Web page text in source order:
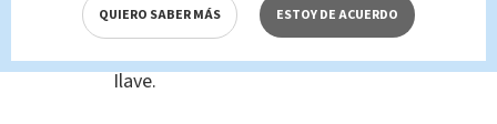
Dina ni al Congreso”, Richard
Ilave.
QUIERO SABER MÁS ESTOY DE ACUERDO